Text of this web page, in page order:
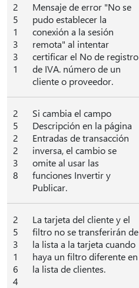
2
5
1
3
3
1
Mensaje de error "No se
pudo establecer la
conexión a la sesión
remota" al intentar
certificar el No de registro
de IVA. número de un
cliente o proveedor.
2
5
2
2
3
8
Si cambia el campo
Descripción en la página
Entradas de transacción
inversa, el cambio se
omite al usar las
funciones Invertir y
Publicar.
2
5
3
1
6
4
La tarjeta del cliente y el
filtro no se transferirán de
la lista a la tarjeta cuando
haya un filtro diferente en
la lista de clientes.